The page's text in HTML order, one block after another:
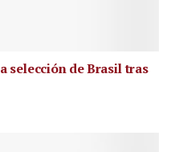
selección de Brasil tras